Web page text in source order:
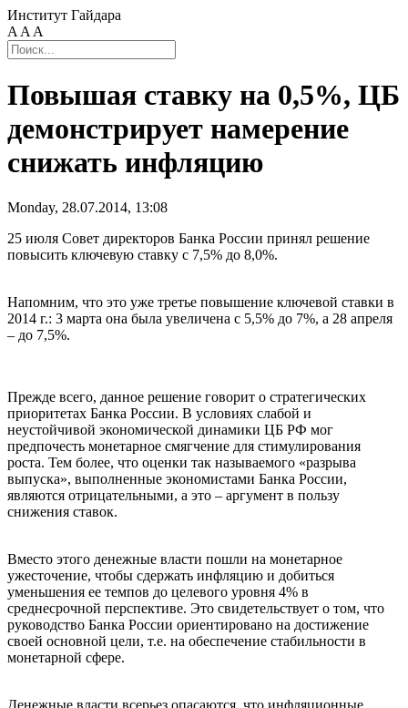
Институт Гайдара
A A A
Повышая ставку на 0,5%, ЦБ
демонстрирует намерение
снижать инфляцию
Monday, 28.07.2014, 13:08
25 июля Совет директоров Банка России принял решение
повысить ключевую ставку с 7,5% до 8,0%.
Напомним, что это уже третье повышение ключевой ставки в
2014 г.: 3 марта она была увеличена с 5,5% до 7%, а 28 апреля
– до 7,5%.
Прежде всего, данное решение говорит о стратегических
приоритетах Банка России. В условиях слабой и
неустойчивой экономической динамики ЦБ РФ мог
предпочесть монетарное смягчение для стимулирования
роста. Тем более, что оценки так называемого «разрыва
выпуска», выполненные экономистами Банка России,
являются отрицательными, а это – аргумент в пользу
снижения ставок.
Вместо этого денежные власти пошли на монетарное
ужесточение, чтобы сдержать инфляцию и добиться
уменьшения ее темпов до целевого уровня 4% в
среднесрочной перспективе. Это свидетельствует о том, что
руководство Банка России ориентировано на достижение
своей основной цели, т.е. на обеспечение стабильности в
монетарной сфере.
Денежные власти всерьез опасаются, что инфляционные